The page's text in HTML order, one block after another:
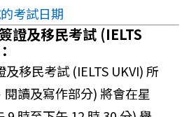
考試日期
證及移民考試 (IELTS
及移民考試 (IELTS UKVI) 所
讀及寫作部分) 將會在星